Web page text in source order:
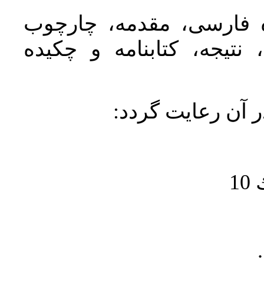
فارسی، مقدمه، چارچوب
کتابنامه و چکیده
آن رعايت گردد: